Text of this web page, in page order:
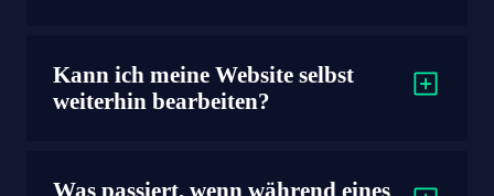
Kann ich meine Website selbst
weiterhin bearbeiten?
Was passiert, wenn während eines